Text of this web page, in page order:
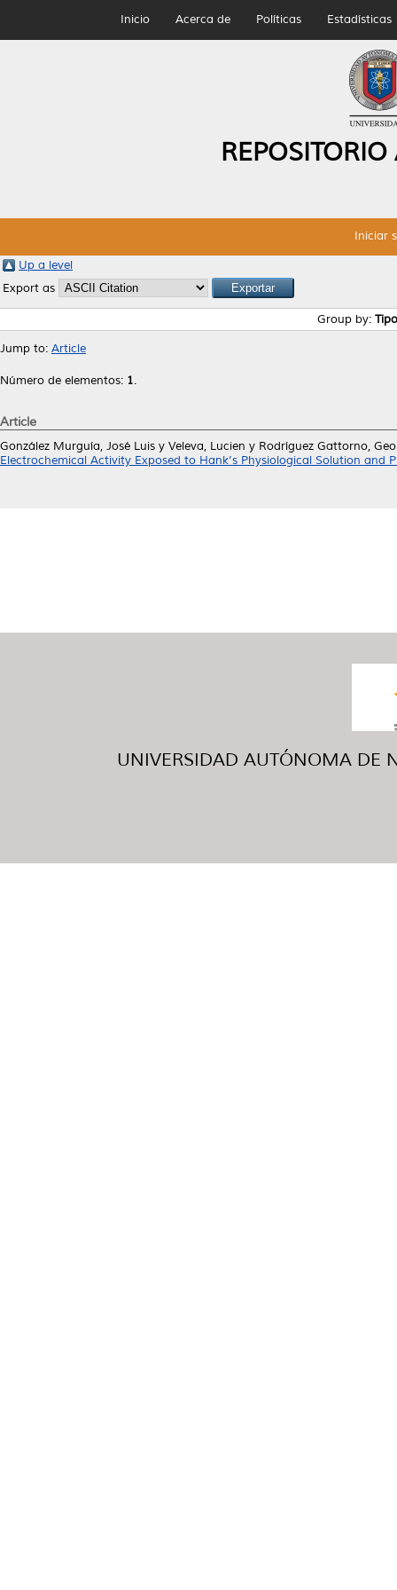
Inicio Acerca de Políticas Estadísticas
Iniciar
Up a level
Export as
Group by:
Jump to: Article
Número de elementos: 1.
Article
González Murguía, José Luis y Veleva, Lucien y Rodríguez Gattorno,
Electrochemical Activity Exposed to Hank’s Physiological Solution and
UNIVERSIDAD AUTÓNOMA DE